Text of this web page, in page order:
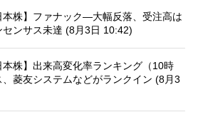
株】ファナック—大幅反落、受注高は
ンサス未達 (8月3日 10:42)
株】出来高変化率ランキング（10時
菱友システムなどがランクイン (8月3